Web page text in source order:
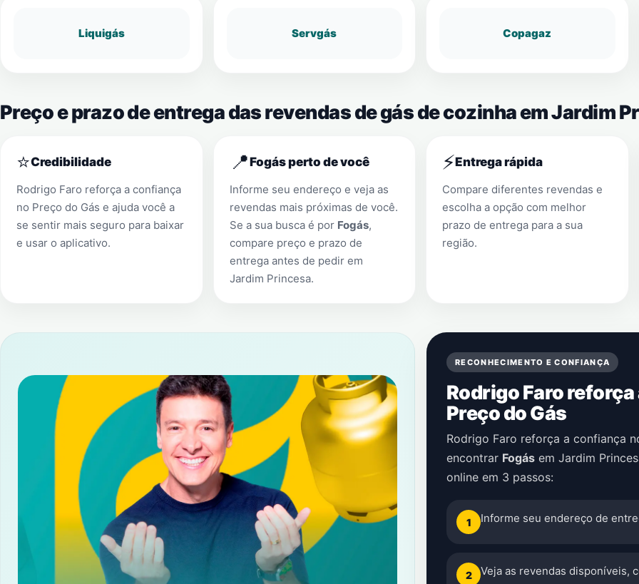
Liquigás Servgás Copagaz
Preço e prazo de entrega das revendas de gás de cozinha em Jardim
⭐Credibilidade
Rodrigo Faro reforça a confiança
no Preço do Gás e ajuda você a
se sentir mais seguro para baixar
e usar o aplicativo.
📍Fogás perto de você
Informe seu endereço e veja as
revendas mais próximas de você.
Se a sua busca é por Fogás,
compare preço e prazo de
entrega antes de pedir em
Jardim Princesa.
⚡Entrega rápida
Compare diferentes revendas e
escolha a opção com melhor
prazo de entrega para a sua
região.
RECONHECIMENTO E CONFIANÇA
Rodrigo Faro
Preço do Gás
Rodrigo Faro reforça a confiança
encontrar Fogás em Jardim
online em 3 passos:
1 Informe seu endereço de
2 Veja as revendas disponíveis,